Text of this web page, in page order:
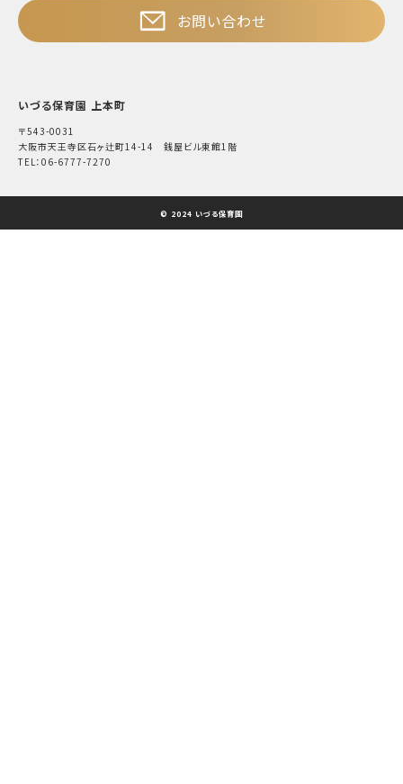
お問い合わせ
いづる保育園 上本町
〒543-0031
大阪市天王寺区石ヶ辻町14-14 銭屋ビル東館1階
TEL：06-6777-7270
© 2024 いづる保育園